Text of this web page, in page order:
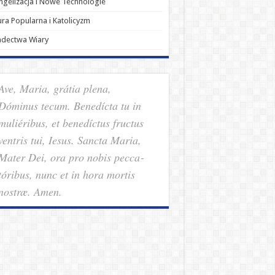
Popularna i Katolicyzm
Wiary
Maria, grátia plena,
tecum. Benedícta tu in
et benedíctus fructus
tui, Iesus. Sancta Maria,
Dei, ora pro nobis pec­ca­
nunc et in hora mortis
Amen.